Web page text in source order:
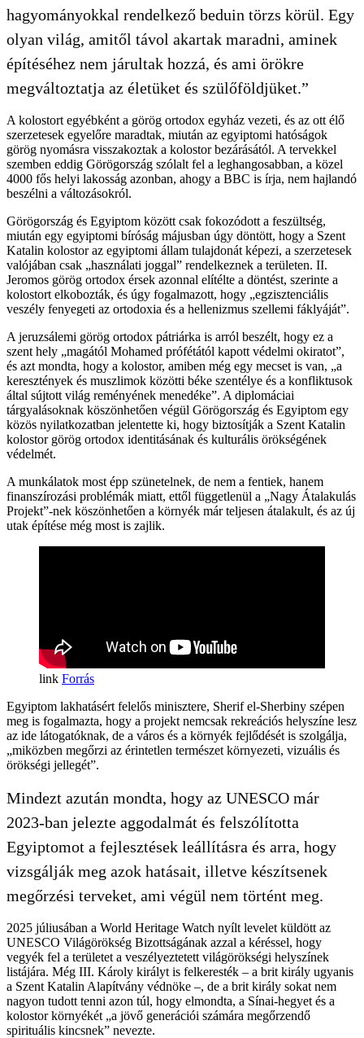
hagyományokkal rendelkező beduin törzs körül. Egy
olyan világ, amitől távol akartak maradni, aminek
építéséhez nem járultak hozzá, és ami örökre
megváltoztatja az életüket és szülőföldjüket.”
A kolostort egyébként a görög ortodox egyház vezeti, és az ott élő
szerzetesek egyelőre maradtak, miután az egyiptomi hatóságok
görög nyomásra visszakoztak a kolostor bezárásától. A tervekkel
szemben eddig Görögország szólalt fel a leghangosabban, a közel
4000 fős helyi lakosság azonban, ahogy a BBC is írja, nem hajlandó
beszélni a változásokról.
Görögország és Egyiptom között csak fokozódott a feszültség,
miután egy egyiptomi bíróság májusban úgy döntött, hogy a Szent
Katalin kolostor az egyiptomi állam tulajdonát képezi, a szerzetesek
valójában csak „használati joggal” rendelkeznek a területen. II.
Jeromos görög ortodox érsek azonnal elítélte a döntést, szerinte a
kolostort elkobozták, és úgy fogalmazott, hogy „egzisztenciális
veszély fenyegeti az ortodoxia és a hellenizmus szellemi fáklyáját”.
A jeruzsálemi görög ortodox pátriárka is arról beszélt, hogy ez a
szent hely „magától Mohamed prófétától kapott védelmi okiratot”,
és azt mondta, hogy a kolostor, amiben még egy mecset is van, „a
keresztények és muszlimok közötti béke szentélye és a konfliktusok
által sújtott világ reményének menedéke”. A diplomáciai
tárgyalásoknak köszönhetően végül Görögország és Egyiptom egy
közös nyilatkozatban jelentette ki, hogy biztosítják a Szent Katalin
kolostor görög ortodox identitásának és kulturális örökségének
védelmét.
A munkálatok most épp szünetelnek, de nem a fentiek, hanem
finanszírozási problémák miatt, ettől függetlenül a „Nagy Átalakulás
Projekt”-nek köszönhetően a környék már teljesen átalakult, és az új
utak építése még most is zajlik.
Forrás
Egyiptom lakhatásért felelős minisztere, Sherif el-Sherbiny szépen
meg is fogalmazta, hogy a projekt nemcsak rekreációs helyszíne lesz
az ide látogatóknak, de a város és a környék fejlődését is szolgálja,
„miközben megőrzi az érintetlen természet környezeti, vizuális és
örökségi jellegét”.
Mindezt azután mondta, hogy az UNESCO már
2023-ban jelezte aggodalmát és felszólította
Egyiptomot a fejlesztések leállításra és arra, hogy
vizsgálják meg azok hatásait, illetve készítsenek
megőrzési terveket, ami végül nem történt meg.
2025 júliusában a World Heritage Watch nyílt levelet küldött az
UNESCO Világörökség Bizottságának azzal a kéréssel, hogy
vegyék fel a területet a veszélyeztetett világörökségi helyszínek
listájára. Még III. Károly királyt is felkeresték – a brit király ugyanis
a Szent Katalin Alapítvány védnöke –, de a brit király sokat nem
nagyon tudott tenni azon túl, hogy elmondta, a Sínai-hegyet és a
kolostor környékét „a jövő generációi számára megőrzendő
spirituális kincsnek” nevezte.